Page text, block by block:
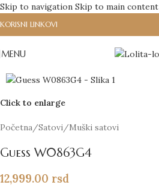
Skip to navigation Skip to main content
KORISNI LINKOVI
MENU
Click to enlarge
Početna /Satovi /Muški satovi
Guess W0863G4
12,999.00 rsd